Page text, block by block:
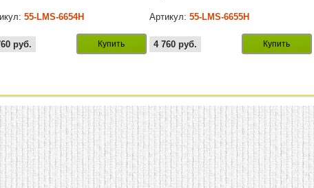
55-LMS-6654H
руб. Купить
Артикул:55-LMS-6655H
4 760 руб. Купить